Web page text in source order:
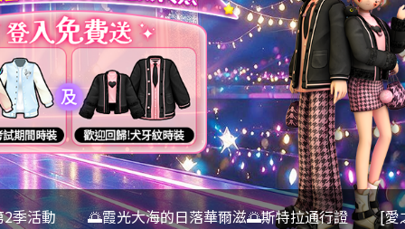
季活動 🌅霞光大海的日落華爾滋🌅斯特拉通行證 [愛